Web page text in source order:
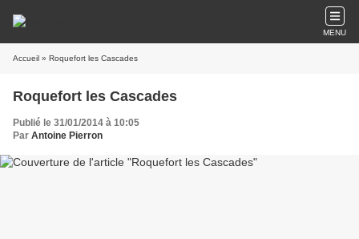
MENU
Accueil » Roquefort les Cascades
Roquefort les Cascades
Publié le 31/01/2014 à 10:05
Par Antoine Pierron